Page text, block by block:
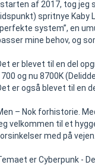
I starten af 2017, tog
spritnye Kaby
system”, en
mine behov, og
er blevet til en del
og nu 8700K
er også blevet til en
– Nok forhistorie.
velkommen til et
med på
er Cyberpunk -